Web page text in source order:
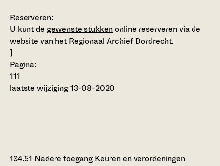
Reserveren:
U kunt de gewenste stukkenonline reserveren via de
website van het Regionaal Archief Dordrecht.
]
Pagina:
111
laatste wijziging 13-08-2020
134.51 Nadere toegang Keuren en verordeningen